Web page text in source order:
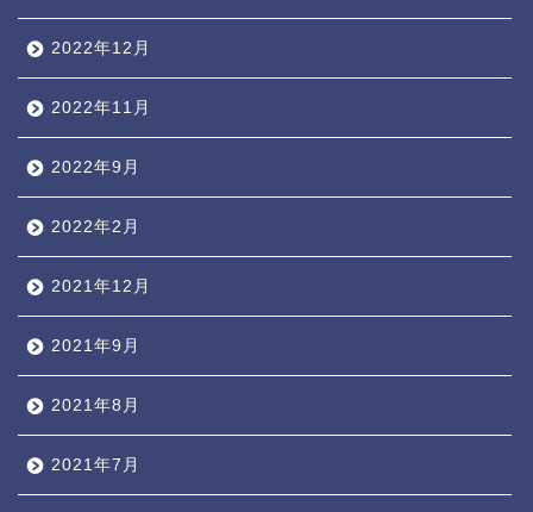
2022年12月
2022年11月
2022年9月
2022年2月
2021年12月
2021年9月
2021年8月
2021年7月